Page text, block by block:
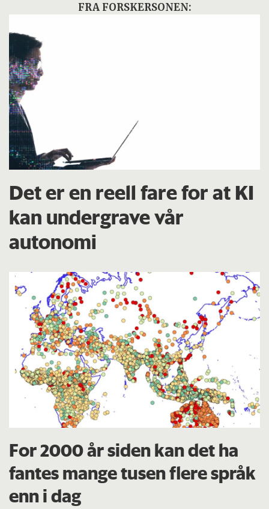
FRA FORSKERSONEN:
Det er en reell fare for at KI
kan undergrave vår
autonomi
For 2000 år siden kan det ha
fantes mange tusen flere språk
enn i dag